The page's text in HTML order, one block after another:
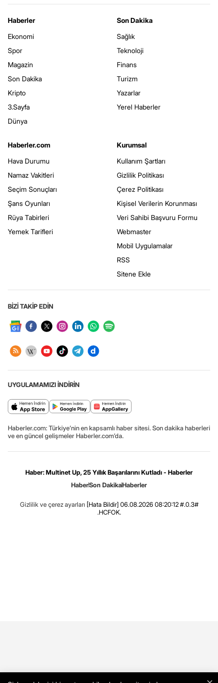
Haberler
Ekonomi
Spor
Magazin
Son Dakika
Kripto
3.Sayfa
Dünya
Son Dakika
Sağlık
Teknoloji
Finans
Turizm
Yazarlar
Yerel Haberler
Haberler.com
Hava Durumu
Namaz Vakitleri
Seçim Sonuçları
Şans Oyunları
Rüya Tabirleri
Yemek Tarifleri
Kurumsal
Kullanım Şartları
Gizlilik Politikası
Çerez Politikası
Kişisel Verilerin Korunması
Veri Sahibi Başvuru Formu
Webmaster
Mobil Uygulamalar
RSS
Sitene Ekle
BİZİ TAKİP EDİN
UYGULAMAMIZI İNDİRİN
Haberler.com: Türkiye’nin en kapsamlı haber sitesi. Son dakika haberleri
ve en güncel gelişmeler Haberler.com’da.
Haber: Multinet Up, 25 Yıllık Başarılarını Kutladı - Haberler
HaberSon DakikaHaberler
Gizlilik ve çerez ayarları [Hata Bildir] 06.08.2026 08:20:12 #.0.3#
.HCFOK.